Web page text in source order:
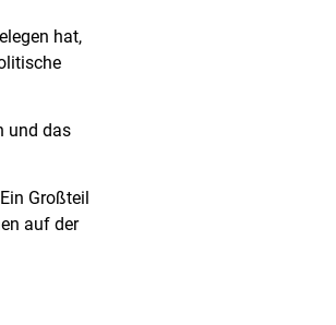
hat,
und das
Großteil
auf der